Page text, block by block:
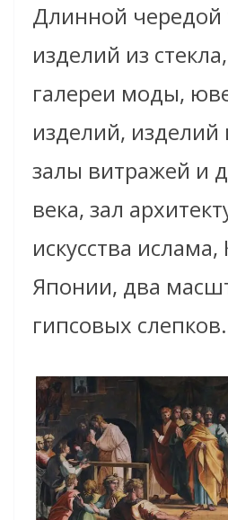
Длинной чередой
изделий из
галереи моды,
изделий, изделий
залы витражей и
века, зал
искусства
Японии, два
гипсовых